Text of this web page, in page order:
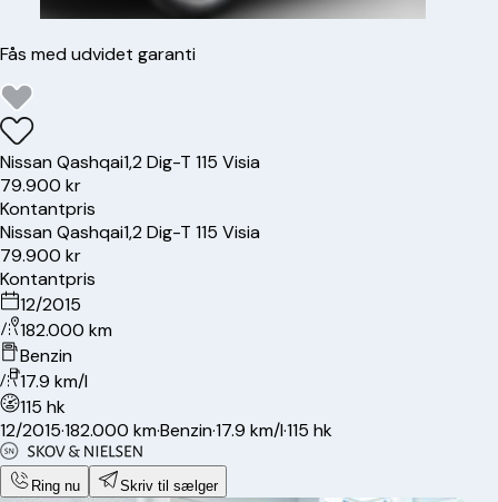
Fås med udvidet garanti
NissanQashqai1,2 Dig-T 115 Visia
79.900 kr
Kontantpris
NissanQashqai1,2 Dig-T 115 Visia
79.900 kr
Kontantpris
12/2015
182.000 km
Benzin
17.9 km/l
115 hk
12/2015·182.000 km·Benzin·17.9 km/l·115 hk
Ring nu Skriv til sælger